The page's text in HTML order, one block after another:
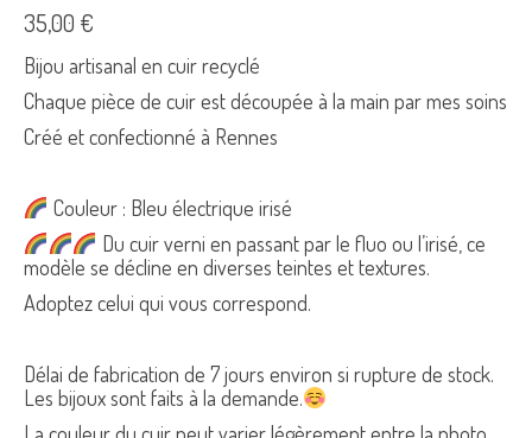
35,00 €
Bijou artisanal en cuir recyclé
Chaque pièce de cuir est découpée à la main par mes soins
Créé et confectionné à Rennes
Couleur : Bleu électrique irisé
Du cuir verni en passant par le fluo ou l’irisé, ce
modèle se décline en diverses teintes et textures.
Adoptez celui qui vous correspond.
Délai de fabrication de 7 jours environ si rupture de stock.
Les bijoux sont faits à la demande.